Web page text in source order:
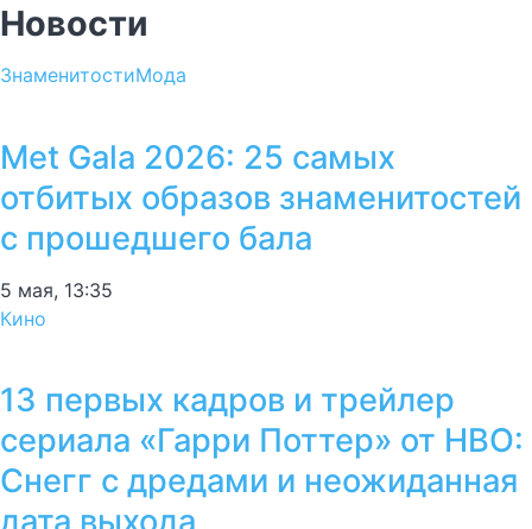
Новости
ЗнаменитостиМода
Met Gala 2026: 25 самых
отбитых образов знаменитостей
с прошедшего бала
5 мая, 13:35
Кино
13 первых кадров и трейлер
сериала «Гарри Поттер» от HBO:
Снегг с дредами и неожиданная